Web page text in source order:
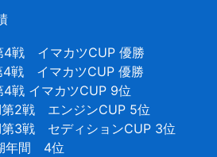
4戦 イマカツCUP 優勝
4戦 イマカツCUP 優勝
戦 イマカツCUP 9位
2戦 エンジンCUP 5位
3戦 セディションCUP 3位
年間 4位